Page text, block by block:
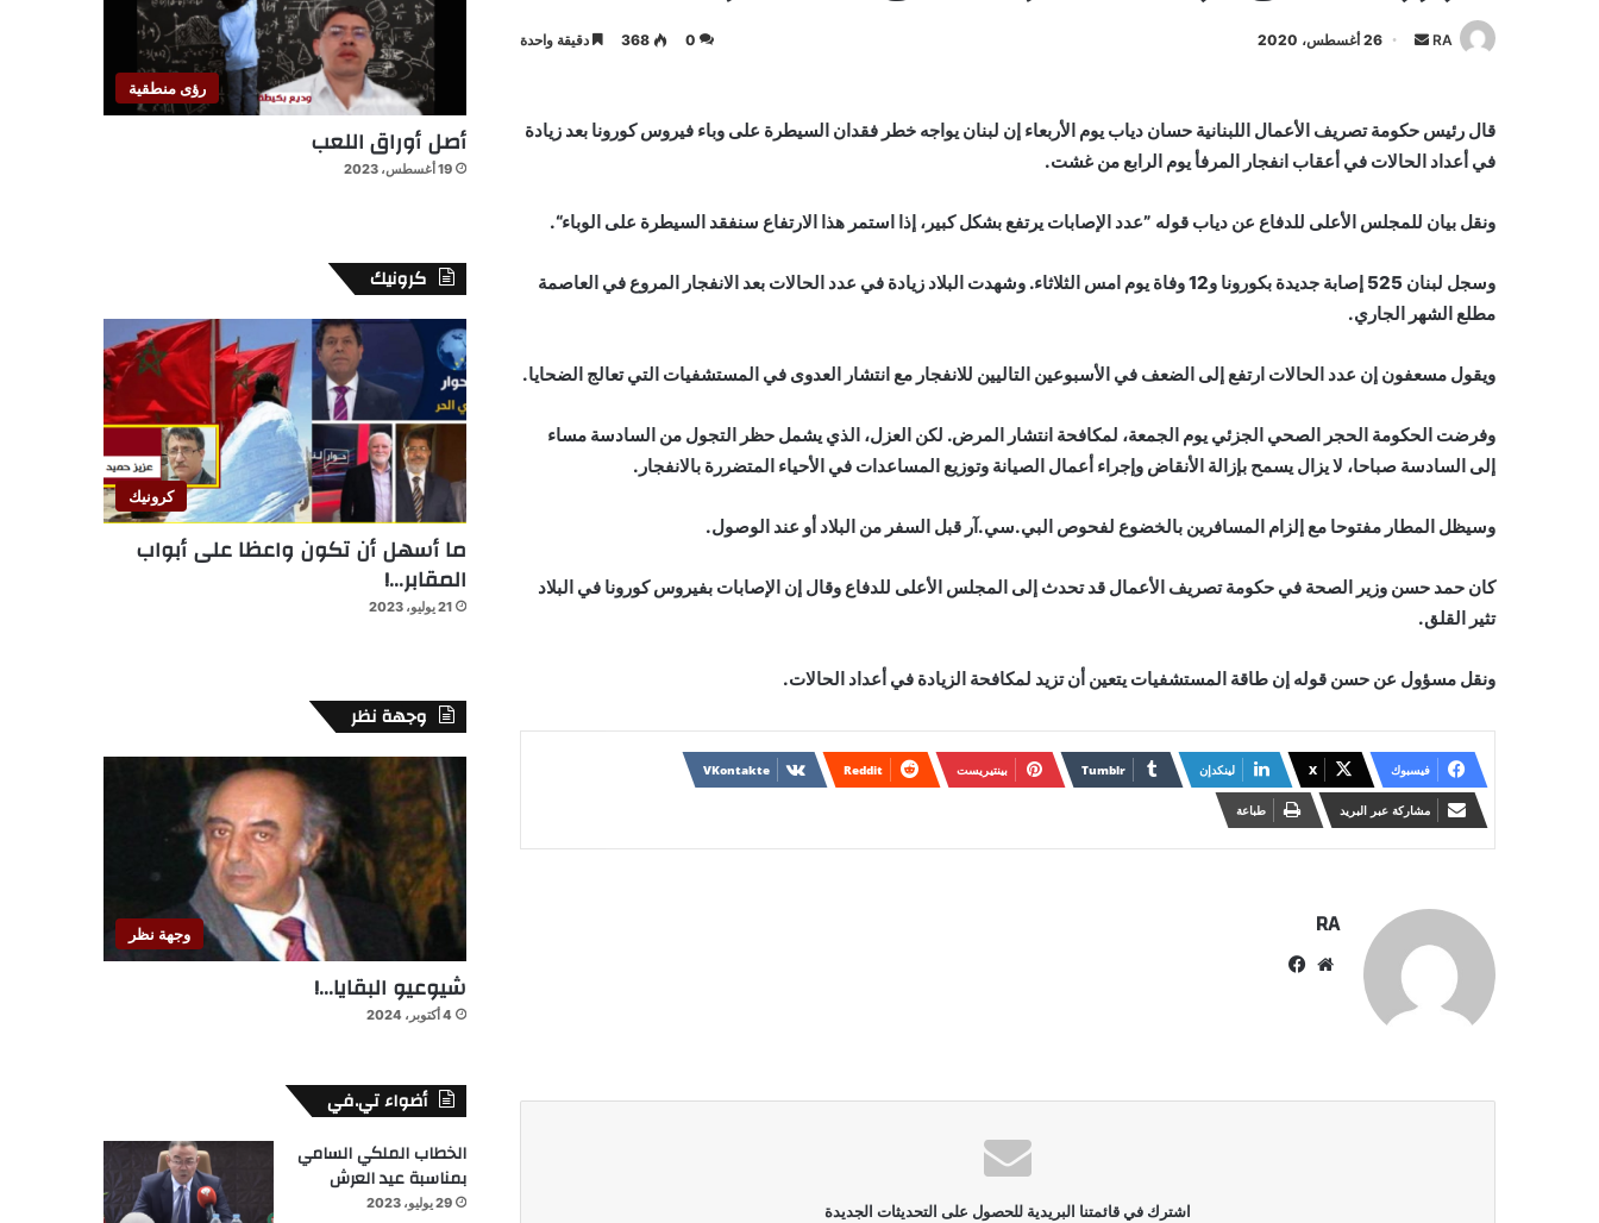
RA
أرسل 26 أغسطس، 2020 0
368 دقيقة واحدة
قال رئيس حكومة تصريف الأعمال اللبنانية حسان دياب يوم الأربعاء إن لبنان يواجه خطر فقدان السيطرة على وباء فيروس كورونا بعد زيادة
في أعداد الحالات في أعقاب انفجار المرفأ يوم الرابع من غشت.
ونقل بيان للمجلس الأعلى للدفاع عن دياب قوله ”عدد الإصابات يرتفع بشكل كبير، إذا استمر هذا الارتفاع سنفقد السيطرة على الوباء“.
وسجل لبنان 525 إصابة جديدة بكورونا و12 وفاة يوم امس الثلاثاء. وشهدت البلاد زيادة في عدد الحالات بعد الانفجار المروع في العاصمة
مطلع الشهر الجاري.
ويقول مسعفون إن عدد الحالات ارتفع إلى الضعف في الأسبوعين التاليين للانفجار مع انتشار العدوى في المستشفيات التي تعالج الضحايا.
وفرضت الحكومة الحجر الصحي الجزئي يوم الجمعة، لمكافحة انتشار المرض. لكن العزل، الذي يشمل حظر التجول من السادسة مساء
إلى السادسة صباحا، لا يزال يسمح بإزالة الأنقاض وإجراء أعمال الصيانة وتوزيع المساعدات في الأحياء المتضررة بالانفجار.
وسيظل المطار مفتوحا مع إلزام المسافرين بالخضوع لفحوص البي.سي.آر قبل السفر من البلاد أو عند الوصول.
كان حمد حسن وزير الصحة في حكومة تصريف الأعمال قد تحدث إلى المجلس الأعلى للدفاع وقال إن الإصابات بفيروس كورونا في البلاد
تثير القلق.
ونقل مسؤول عن حسن قوله إن طاقة المستشفيات يتعين أن تزيد لمكافحة الزيادة في أعداد الحالات.
فيسبوك X لينكدإن بينتيريست
مشاركة عبر البريد طباعة
RA
موقع
اشترك في قائمتنا البريدية للحصول على التحديثات الجديدة
رؤى منطقية
أصل أوراق اللعب
19 أغسطس، 2023
كرونيك
كرونيك
ما أسهل أن تكون واعظا على أبواب
المقابر…!
21 يوليو، 2023
وجهة نظر
وجهة نظر
شيوعيو البقايا…!
4 أكتوبر، 2024
أضواء تي.في
الخطاب الملكي السامي
بمناسبة عيد العرش
29 يوليو، 2023